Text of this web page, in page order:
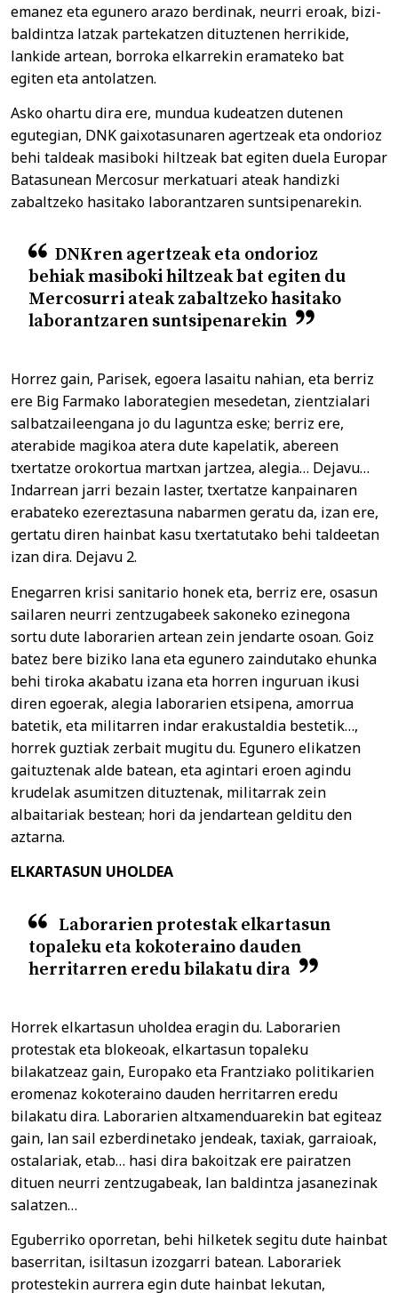
emanez eta egunero arazo berdinak, neurri eroak, bizi-
baldintza latzak partekatzen dituztenen herrikide,
lankide artean, borroka elkarrekin eramateko bat
egiten eta antolatzen.
Asko ohartu dira ere, mundua kudeatzen dutenen
egutegian, DNK gaixotasunaren agertzeak eta ondorioz
behi taldeak masiboki hiltzeak bat egiten duela Europar
Batasunean Mercosur merkatuari ateak handizki
zabaltzeko hasitako laborantzaren suntsipenarekin.
DNKren agertzeak eta ondorioz
behiak masiboki hiltzeak bat egiten du
Mercosurri ateak zabaltzeko hasitako
laborantzaren suntsipenarekin
Horrez gain, Parisek, egoera lasaitu nahian, eta berriz
ere Big Farmako laborategien mesedetan, zientzialari
salbatzaileengana jo du laguntza eske; berriz ere,
aterabide magikoa atera dute kapelatik, abereen
txertatze orokortua martxan jartzea, alegia… Dejavu…
Indarrean jarri bezain laster, txertatze kanpainaren
erabateko ezereztasuna nabarmen geratu da, izan ere,
gertatu diren hainbat kasu txertatutako behi taldeetan
izan dira. Dejavu 2.
Enegarren krisi sanitario honek eta, berriz ere, osasun
sailaren neurri zentzugabeek sakoneko ezinegona
sortu dute laborarien artean zein jendarte osoan. Goiz
batez bere biziko lana eta egunero zaindutako ehunka
behi tiroka akabatu izana eta horren inguruan ikusi
diren egoerak, alegia laborarien etsipena, amorrua
batetik, eta militarren indar erakustaldia bestetik…,
horrek guztiak zerbait mugitu du. Egunero elikatzen
gaituztenak alde batean, eta agintari eroen agindu
krudelak asumitzen dituztenak, militarrak zein
albaitariak bestean; hori da jendartean gelditu den
aztarna.
ELKARTASUN UHOLDEA
Laborarien protestak elkartasun
topaleku eta kokoteraino dauden
herritarren eredu bilakatu dira
Horrek elkartasun uholdea eragin du. Laborarien
protestak eta blokeoak, elkartasun topaleku
bilakatzeaz gain, Europako eta Frantziako politikarien
eromenaz kokoteraino dauden herritarren eredu
bilakatu dira. Laborarien altxamenduarekin bat egiteaz
gain, lan sail ezberdinetako jendeak, taxiak, garraioak,
ostalariak, etab… hasi dira bakoitzak ere pairatzen
dituen neurri zentzugabeak, lan baldintza jasanezinak
salatzen…
Eguberriko oporretan, behi hilketek segitu dute hainbat
baserritan, isiltasun izozgarri batean. Laborariek
protestekin aurrera egin dute hainbat lekutan,